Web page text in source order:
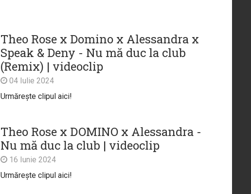
Theo Rose x Domino x Alessandra x
Speak & Deny - Nu mă duc la club
(Remix) | videoclip
04 Iulie 2024
Urmărește clipul aici!
Theo Rose x DOMINO x Alessandra -
Nu mă duc la club | videoclip
16 Iunie 2024
Urmărește clipul aici!